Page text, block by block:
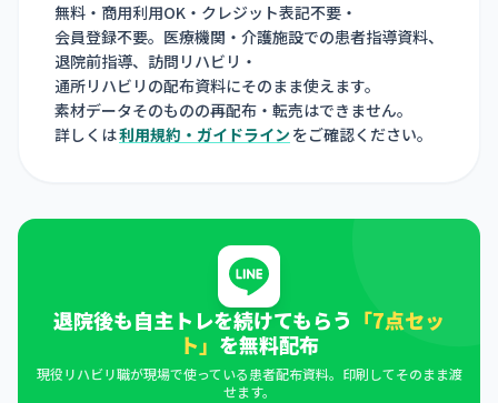
無料・商用利用OK・クレジット表記不要・
会員登録不要。医療機関・介護施設での患者指導資料、
退院前指導、訪問リハビリ・
通所リハビリの配布資料にそのまま使えます。
素材データそのものの再配布・転売はできません。
詳しくは利用規約・ガイドライン をご確認ください。
退院後も自主トレを続けてもらう 「7点セッ
ト」 を無料配布
現役リハビリ職が現場で使っている患者配布資料。印刷してそのまま渡
せます。